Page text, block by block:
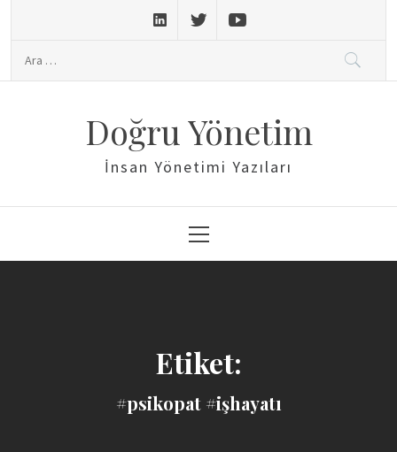
content
Doğru Yönetim
İnsan Yönetimi Yazıları
Menu
Etiket:
#psikopat #işhayatı